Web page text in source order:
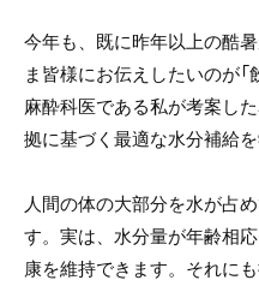
今年も、既に昨年以上の酷
ま皆様にお伝えしたいのが
麻酔科医である私が考案し
拠に基づく最適な水分補給を
人間の体の大部分を水が占
す。実は、水分量が年齢相
康を維持できます。それに